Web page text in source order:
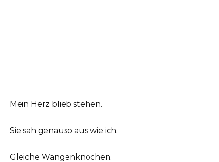
Mein Herz blieb stehen.
Sie sah genauso aus wie ich.
Gleiche Wangenknochen.